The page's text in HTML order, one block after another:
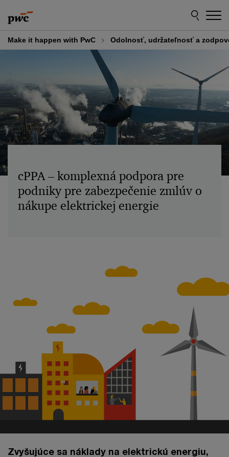
to
content
to
footer
Make it happen with PwC Odolnosť, udržateľnosť a
cPPA – komplexná podpora pre
podniky pre zabezpečenie zmlúv o
nákupe elektrickej energie
Zvyšujúce sa náklady na elektrickú energiu,